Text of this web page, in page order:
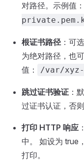
对路径。示例值：
根证书路径：可
为绝对路径，也
值：
/var/xyz-
跳过证书验证 ：
过证书认证，否
打印 HTTP 响应
中。 如设为 true
打印。